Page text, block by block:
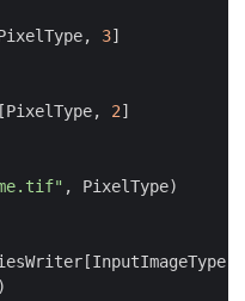
, 3]
[PixelType, 2]
, PixelType)
[InputImageType
)